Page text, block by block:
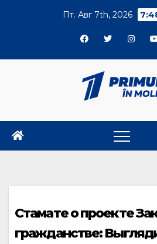
Пт. Авг 7th, 2026
Стамате о проекте
гражданстве: